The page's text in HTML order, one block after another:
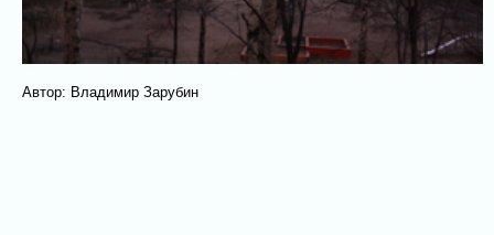
Автор: Владимир Зарубин